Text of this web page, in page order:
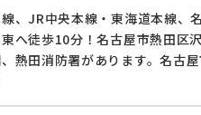
、JR中央本線・東海道本線、
へ徒歩10分！名古屋市熱田区
熱田消防署があります。名古